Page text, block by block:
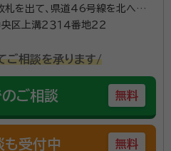
札を出て、県道46号線を北へ歩い
区上溝２３１４番地２２
ご相談を承ります/
ご相談 無料
受付中 無料